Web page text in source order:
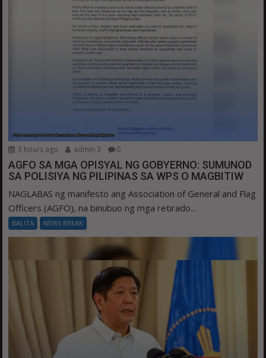
3 hours ago admin 3 0
AGFO SA MGA OPISYAL NG GOBYERNO: SUMUNOD
SA POLISIYA NG PILIPINAS SA WPS O MAGBITIW
NAGLABAS ng manifesto ang Association of General and Flag
Officers (AGFO), na binubuo ng mga retirado...
BALITA NEWS BREAK